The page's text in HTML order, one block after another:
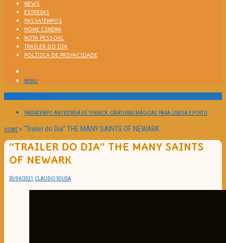
NEWS
ESTREIAS
PASSATEMPOS
HOME CINEMA
NOTA PESSOAL
TRAILER DO DIA
POLÍTICA DE PRIVACIDADE
MENU
Passatempos
PASSATEMPO ANTESTREIA DE ‘FINNICK: CRIATURAS MÁGICAS’ PARA LISBOA E PORTO
HOME »“Trailer do Dia” THE MANY SAINTS OF NEWARK
“TRAILER DO DIA” THE MANY SAINTS
OF NEWARK
30/06/2021 CLAUDIO SOUSA